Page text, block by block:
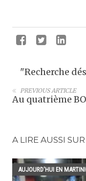
"Recherche
PREVIOUS ARTICLE
Au quatrième
A LIRE AUSSI
AUJOURD'HUI EN